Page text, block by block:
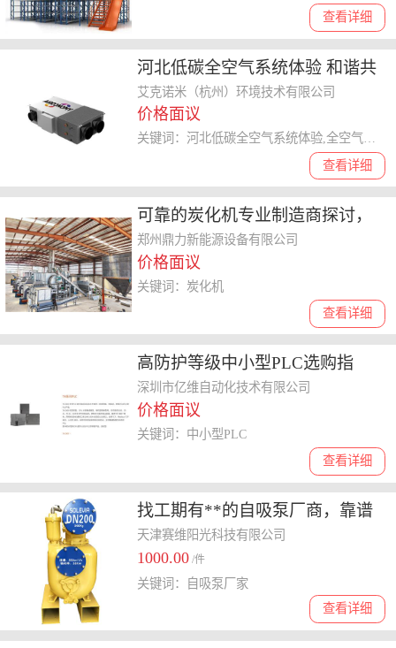
查看详细
河北低碳全空气系统体验 和谐共
赢 艾克诺米环境技术供应
艾克诺米（杭州）环境技术有限公司
价格面议
查看详细
关键词：河北低碳全空气系统体验,全空气系统
可靠的炭化机专业制造商探讨，
讲讲不同类型炭化机的价格差异
郑州鼎力新能源设备有限公司
价格面议
查看详细
关键词：炭化机
高防护等级中小型PLC选购指
南，亿维自动化产品靠谱
深圳市亿维自动化技术有限公司
价格面议
查看详细
关键词：中小型PLC
找工期有**的自吸泵厂商，靠谱
之选不踩坑，轻松完成采购
天津赛维阳光科技有限公司
1000.00 /件
查看详细
关键词：自吸泵厂家